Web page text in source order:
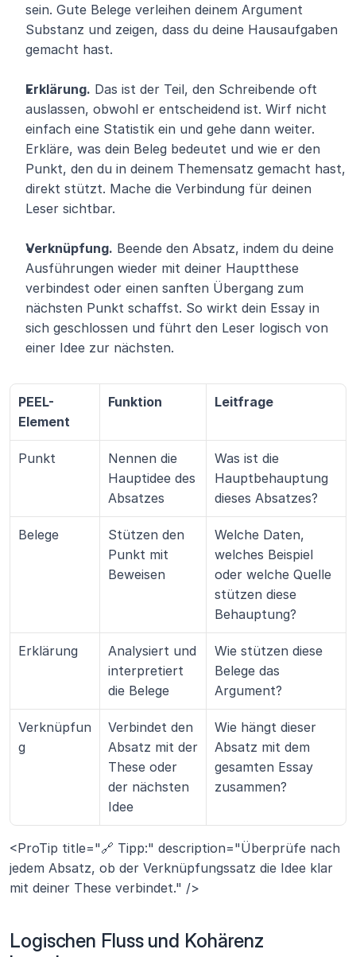
sein. Gute Belege verleihen deinem Argument
Substanz und zeigen, dass du deine Hausaufgaben
gemacht hast.
Erklärung. Das ist der Teil, den Schreibende oft
auslassen, obwohl er entscheidend ist. Wirf nicht
einfach eine Statistik ein und gehe dann weiter.
Erkläre, was dein Beleg bedeutet und wie er den
Punkt, den du in deinem Themensatz gemacht hast,
direkt stützt. Mache die Verbindung für deinen
Leser sichtbar.
Verknüpfung. Beende den Absatz, indem du deine
Ausführungen wieder mit deiner Hauptthese
verbindest oder einen sanften Übergang zum
nächsten Punkt schaffst. So wirkt dein Essay in
sich geschlossen und führt den Leser logisch von
einer Idee zur nächsten.
PEEL-
Element
Funktion Leitfrage
Punkt
Nennen die
Hauptidee des
Absatzes
Was ist die
Hauptbehauptung
dieses Absatzes?
Belege
Stützen den
Punkt mit
Beweisen
Welche Daten,
welches Beispiel
oder welche Quelle
stützen diese
Behauptung?
Erklärung
Analysiert und
interpretiert
die Belege
Wie stützen diese
Belege das
Argument?
Verknüpfun
g
Verbindet den
Absatz mit der
These oder
der nächsten
Idee
Wie hängt dieser
Absatz mit dem
gesamten Essay
zusammen?
<ProTip title="🔗 Tipp:" description="Überprüfe nach
jedem Absatz, ob der Verknüpfungssatz die Idee klar
mit deiner These verbindet." />
Logischen Fluss und Kohärenz